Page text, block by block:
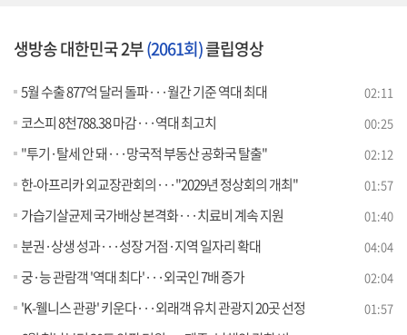
생방송 대한민국 2부(2061회)클립영상
5월 수출 877억 달러 돌파···월간 기준 역대 최대 02:11
코스피 8천788.38 마감···역대 최고치 00:25
"투기·탈세 안 돼···망국적 부동산 공화국 탈출" 02:12
한-아프리카 외교장관회의···"2029년 정상회의 개최" 01:57
가습기살균제 국가배상 본격화···치료비 계속 지원 01:40
분권·상생 성과···성장 거점·지역 일자리 확대 04:04
궁·능 관람객 '역대 최다'···외국인 7배 증가 02:04
'K-웰니스 관광' 키운다···외래객 유치 관광지 20곳 선정 01:57